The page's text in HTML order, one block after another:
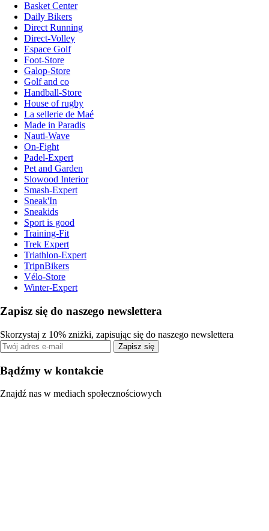
Basket Center
Daily Bikers
Direct Running
Direct-Volley
Espace Golf
Foot-Store
Galop-Store
Golf and co
Handball-Store
House of rugby
La sellerie de Maé
Made in Paradis
Nauti-Wave
On-Fight
Padel-Expert
Pet and Garden
Slowood Interior
Smash-Expert
Sneak'In
Sneakids
Sport is good
Training-Fit
Trek Expert
Triathlon-Expert
TripnBikers
Vélo-Store
Winter-Expert
Zapisz się do naszego newslettera
Skorzystaj z 10% zniżki, zapisując się do naszego newslettera
Zapisz się
Bądźmy w kontakcie
Znajdź nas w mediach społecznościowych